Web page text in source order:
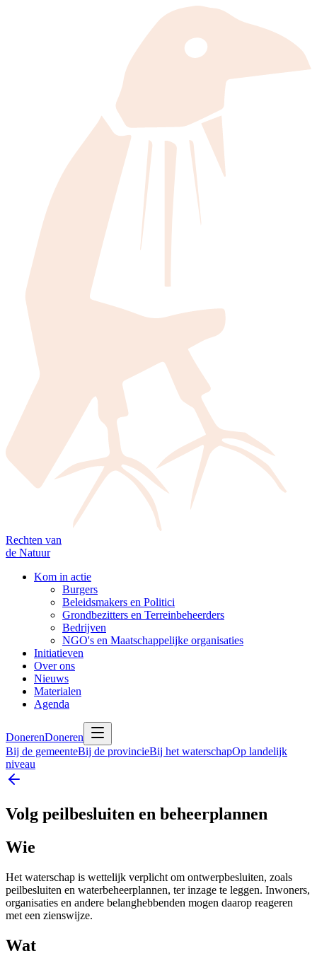
Rechten van
de Natuur
Kom in actie
Burgers
Beleidsmakers en Politici
Grondbezitters en Terreinbeheerders
Bedrijven
NGO's en Maatschappelijke organisaties
Initiatieven
Over ons
Nieuws
Materialen
Agenda
DonerenDoneren
Bij de gemeenteBij de provincieBij het waterschapOp landelijk
niveau
Volg peilbesluiten en beheerplannen
Wie
Het waterschap is wettelijk verplicht om ontwerpbesluiten, zoals
peilbesluiten en waterbeheerplannen, ter inzage te leggen. Inwoners,
organisaties en andere belanghebbenden mogen daarop reageren
met een zienswijze.
Wat